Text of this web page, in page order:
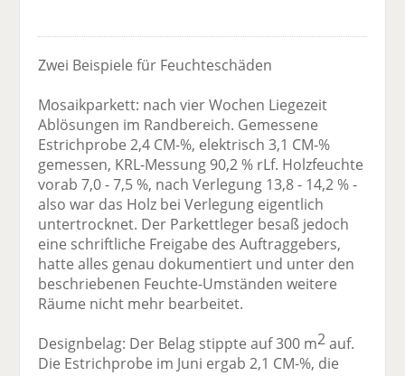
Zwei Beispiele für Feuchteschäden
Mosaikparkett: nach vier Wochen Liegezeit
Ablösungen im Randbereich. Gemessene
Estrichprobe 2,4 CM-%, elektrisch 3,1 CM-%
gemessen, KRL-Messung 90,2 % rLf. Holzfeuchte
vorab 7,0 - 7,5 %, nach Verlegung 13,8 - 14,2 % -
also war das Holz bei Verlegung eigentlich
untertrocknet. Der Parkettleger besaß jedoch
eine schriftliche Freigabe des Auftraggebers,
hatte alles genau dokumentiert und unter den
beschriebenen Feuchte-Umständen weitere
Räume nicht mehr bearbeitet.
Designbelag: Der Belag stippte auf 300 m2auf.
Die Estrichprobe im Juni ergab 2,1 CM-%, die